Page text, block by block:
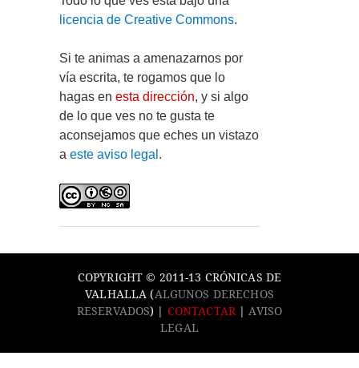
licencia de Creative Commons.
Si te animas a amenazarnos por
vía escrita, te rogamos que lo
hagas en esta dirección, y si algo
de lo que ves no te gusta te
aconsejamos que eches un vistazo
a este aviso legal .
COPYRIGHT © 2011-13 CRÓNICAS DE
VALHALLA (ALGUNOS DERECHOS
RESERVADOS) | CONTACTAR|AVISO
LEGAL